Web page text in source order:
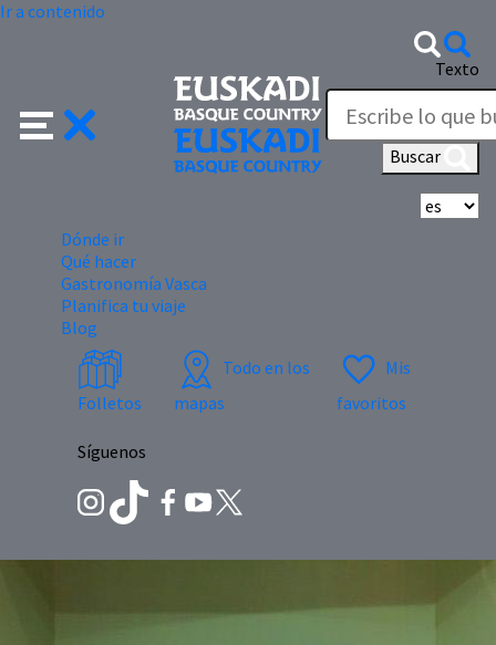
Ir a contenido
Texto
Buscar
Dónde ir
Qué hacer
Gastronomía Vasca
Planifica tu viaje
Blog
Folletos
Todo en los
mapas
Mis
favoritos
Síguenos